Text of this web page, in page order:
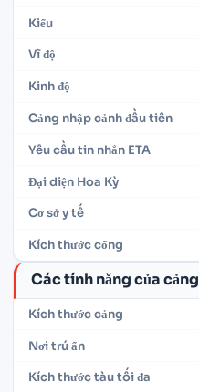
Kiểu
Vĩ độ
Kinh độ
Cảng nhập cảnh đầu tiên
Yêu cầu tin nhắn ETA
Đại diện Hoa Kỳ
Cơ sở y tế
Kích thước cổng
Các tính năng của cảng
Kích thước cảng
Nơi trú ẩn
Kích thước tàu tối đa